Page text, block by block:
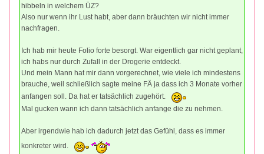
hibbeln in welchem ÜZ?
Also nur wenn ihr Lust habt, aber dann bräuchten wir nicht immer
nachfragen.
Ich hab mir heute Folio forte besorgt. War eigentlich gar nicht geplant,
ich habs nur durch Zufall in der Drogerie entdeckt.
Und mein Mann hat mir dann vorgerechnet, wie viele ich mindestens
brauche, weil schließlich sagte meine FÄ ja dass ich 3 Monate vorher
anfangen soll. Da hat er tatsächlich zugehört.
Mal gucken wann ich dann tatsächlich anfange die zu nehmen.
Aber irgendwie hab ich dadurch jetzt das Gefühl, dass es immer
konkreter wird.